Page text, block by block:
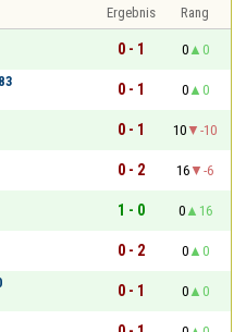
Ergebnis
Rang
0 - 1 0
0
0 - 1 0
0
0 - 1 10
-10
0 - 2 16
-6
1 - 0 0
16
0 - 2 0
0
0 - 1 0
0